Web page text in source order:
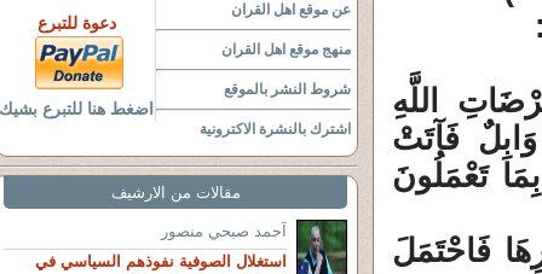
اللَّهِ
فَآتَتْ
تَعْمَلُونَ
فَاحْتَمَلَ
عن موقع اهل القران
منهج موقع اهل القران
شروط النشر بالموقع
اشترك بالنشرة الاكترونية
دعوة للتبرع
اضغط هنا للتبرع بشيك
مقالات من الارشيف
آحمد صبحي منصور
استغلال الصوفية نفوذهم السياسي في